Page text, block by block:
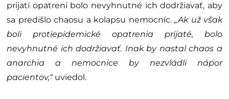
prijatí opatrení bolo nevyhnutné ich dodržiavať, aby
sa predišlo chaosu a kolapsu nemocníc. „Ak už však
boli protiepidemické opatrenia prijaté, bolo
nevyhnutné ich dodržiavať. Inak by nastal chaos a
anarchia a nemocnice by nezvládli nápor
pacientov,“uviedol.